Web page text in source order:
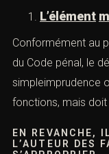
peuvent être
desfonctions
EXIGE QUE LES
OU
L’AUTEUR DES
FONCTIONS